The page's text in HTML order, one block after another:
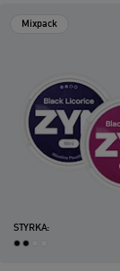
STYRKA:
Mixpack